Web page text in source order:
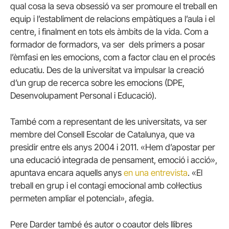
qual cosa la seva obsessió va ser promoure el treball en
equip i l’establiment de relacions empàtiques a l’aula i el
centre, i finalment en tots els àmbits de la vida. Com a
formador de formadors, va ser dels primers a posar
l’èmfasi en les emocions, com a factor clau en el procés
educatiu. Des de la universitat va impulsar la creació
d’un grup de recerca sobre les emocions (DPE,
Desenvolupament Personal i Educació).
També com a representant de les universitats, va ser
membre del Consell Escolar de Catalunya, que va
presidir entre els anys 2004 i 2011. «Hem d’apostar per
una educació integrada de pensament, emoció i acció»,
apuntava encara aquells anys en una entrevista. «El
treball en grup i el contagi emocional amb col·lectius
permeten ampliar el potencial», afegia.
Pere Darder també és autor o coautor dels llibres